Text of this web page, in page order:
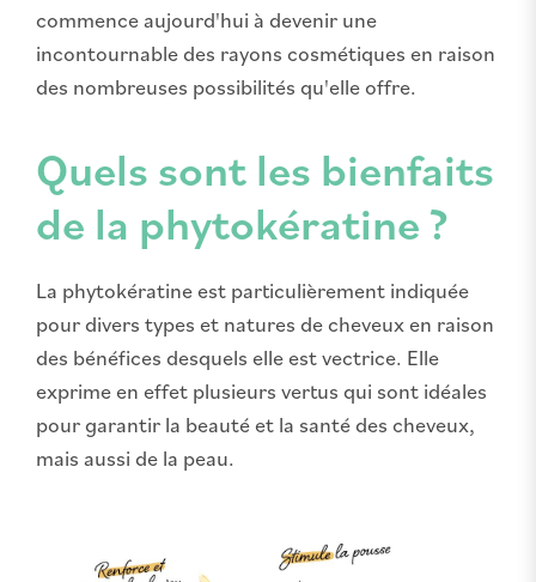
commence aujourd'hui à devenir une
incontournable des rayons cosmétiques en raison
des nombreuses possibilités qu'elle offre.
Quels sont les bienfaits
de la phytokératine ?
La phytokératine est particulièrement indiquée
pour divers types et natures de cheveux en raison
des bénéfices desquels elle est vectrice. Elle
exprime en effet plusieurs vertus qui sont idéales
pour garantir la beauté et la santé des cheveux,
mais aussi de la peau.